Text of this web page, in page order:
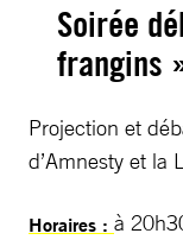
Soirée
frangins
Projection et
d’Amnesty et la
Horaires : à